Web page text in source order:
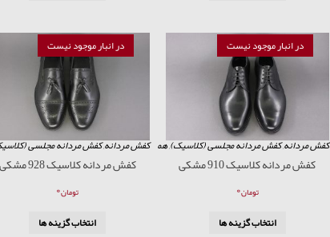
در انبار موجود نیست
کفش مردانه,کفش مردانه مجلسی (کلاسیک),همه محصولات
کفش مردانه کلاسیک 910 مشکی
تومان۰
انتخاب گزینه ها
در انبار موجود نیست
کفش مردانه,کفش مردانه مجلسی
کفش مردانه کلاسیک 928 مشکی
تومان۰
انتخاب گزینه ها